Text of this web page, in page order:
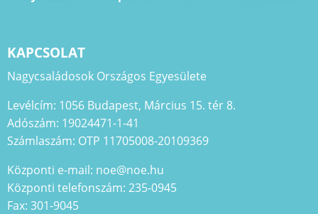
KAPCSOLAT
Nagycsaládosok Országos Egyesülete
Levélcím: 1056 Budapest, Március 15. tér 8.
Adószám: 19024471-1-41
Számlaszám: OTP 11705008-20109369
Központi e-mail: noe@noe.hu
Központi telefonszám: 235-0945
Fax: 301-9045